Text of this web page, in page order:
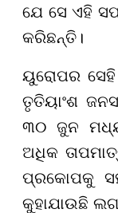
ଯେ ସେ ଏହି
କରିଛନ୍ତି।
ୟୁରୋପର
ତୃତିୟାଂଶ
୩୦ ଜୁନ
ଅଧିକ
ପ୍ରକୋପକୁ
କୁହାଯାଉଛି